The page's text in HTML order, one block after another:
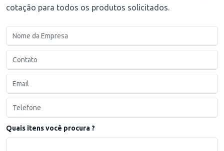
cotação para todos os produtos solicitados.
Quais itens você procura ?